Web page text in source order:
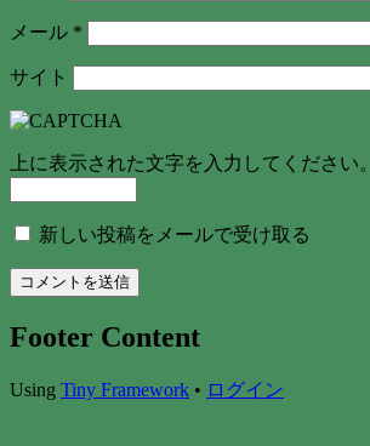
メール *
サイト
上に表示された文字を入力してください。
新しい投稿をメールで受け取る
Footer Content
Using Tiny Framework • ログイン